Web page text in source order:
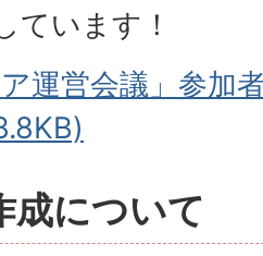
ています！
ア運営会議」参加
成について